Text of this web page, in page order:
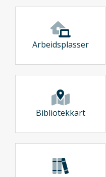
Arbeidsplasser
Bibliotekkart